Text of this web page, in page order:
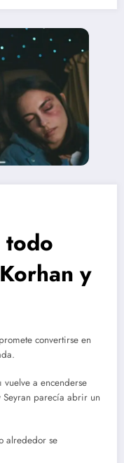
todo
y
promete convertirse en
vuelve a encenderse
Seyran parecía abrir un
alrededor se